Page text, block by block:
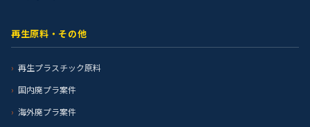
再生原料・その他
再生プラスチック原料
国内廃プラ案件
海外廃プラ案件